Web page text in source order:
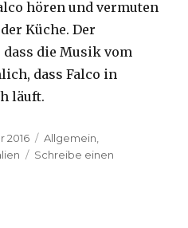
hören und vermuten
Küche. Der
die Musik vom
dass Falco in
läuft.
2016 Kategorien
Allgemein
Schreibe einen